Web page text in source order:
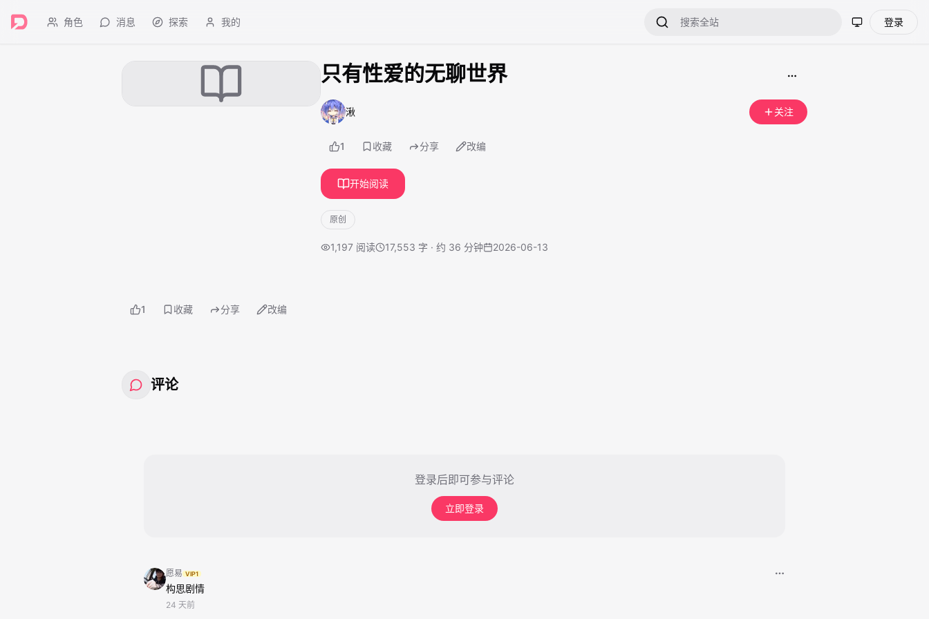
角色 消息 探索 我的 登录
只有性爱的无聊世界
湫 关注
1 收藏 分享 改编
开始阅读
原创
1,197 阅读 17,553 字 · 约 36 分钟 2026-06-13
1 收藏 分享 改编
评论
登录后即可参与评论
立即登录
愿易 VIP1
构思剧情
24 天前